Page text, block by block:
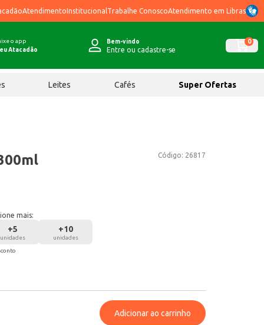
AtendimentoInstitucional Trabalhe ConoscoAtendimento em Libras
o app
Atacadão
Bem-vindo
Entre ou cadastre-se
0
Leites Cafés Super Ofertas
Código: 26817
mais:
+5
unidades
+10
unidades
Adicionar ao carrinho